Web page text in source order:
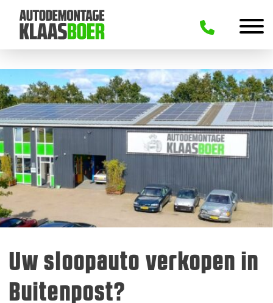
Uw sloopauto verkopen in
Buitenpost?